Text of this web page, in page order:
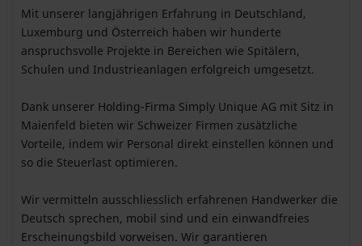
Mit unserer langjährigen Erfahrung in Deutschland,
Luxemburg und Österreich haben wir hunderte
anspruchsvolle Projekte in Bereichen wie Spitälern,
Schulen und Industrieanlagen erfolgreich umgesetzt.
Dank unserer Holding-Firma Simply Unique AG mit Sitz in
Maienfeld bieten wir Schweizer Firmen zusätzliche
Vorteile, indem wir Personal direkt einstellen können und
so die Steuerlast optimieren.
Wir vermitteln ausschliesslich erfahrenen Handwerker die
Deutsch sprechen, mobil sind und ein einwandfreies
Erscheinungsbild vorweisen. Wir garantieren